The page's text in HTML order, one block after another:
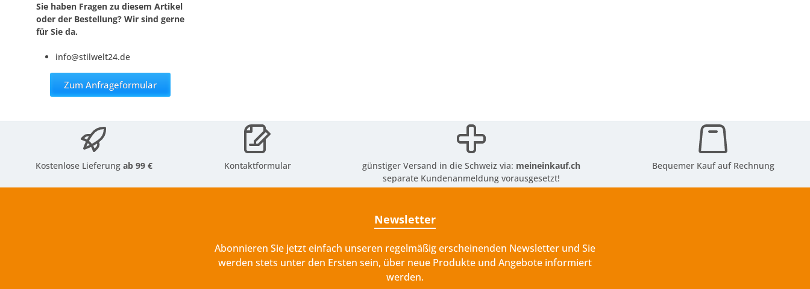
Sie haben Fragen zu diesem Artikel
oder der Bestellung? Wir sind gerne
für Sie da.
info@stilwelt24.de
Zum Anfrageformular
Kostenlose Lieferungab 99 € Kontaktformular günstiger Versand in die Schweiz via: meineinkauf.ch
separate Kundenanmeldung vorausgesetzt!
Bequemer Kauf auf Rechnung
Newsletter
Abonnieren Sie jetzt einfach unseren regelmäßig erscheinenden Newsletter und Sie
werden stets unter den Ersten sein, über neue Produkte und Angebote informiert
werden.